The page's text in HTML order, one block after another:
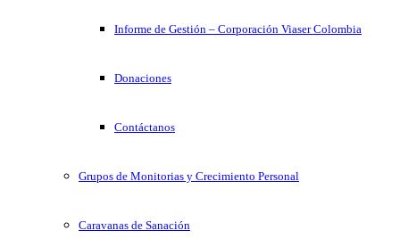
Informe de Gestión – Corporación Viaser Colombia
Donaciones
Contáctanos
Grupos de Monitorias y Crecimiento Personal
Caravanas de Sanación